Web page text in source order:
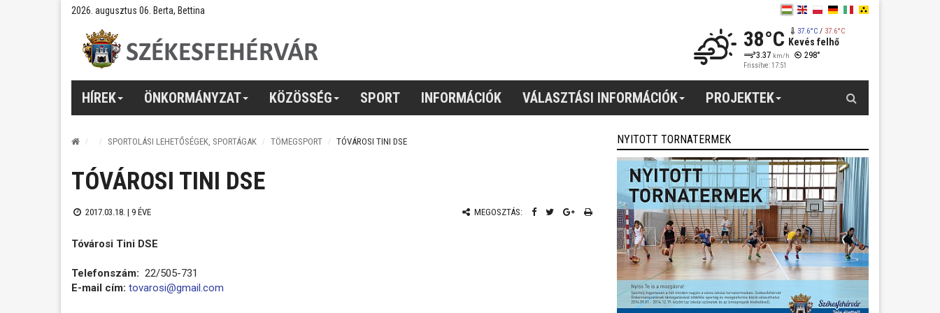
2026. augusztus 06. Berta, Bettina
38°C 37.6°C/ 37.6°C
Kevés felhő
3.37 km/h 298°
Frissítve: 17:51
HÍREK ÖNKORMÁNYZAT KÖZÖSSÉG SPORT INFORMÁCIÓK VÁLASZTÁSI INFORMÁCIÓK PROJEKTEK
SPORTOLÁSI LEHETŐSÉGEK, SPORTÁGAK TÖMEGSPORT TÓVÁROSI TINI DSE
TÓVÁROSI TINI DSE
2017.03.18. | 9 ÉVE MEGOSZTÁS:
Tóvárosi Tini DSE
Telefonszám: 22/505-731
E-mail cím: tovarosi@gmail.com
NYITOTT TORNATERMEK